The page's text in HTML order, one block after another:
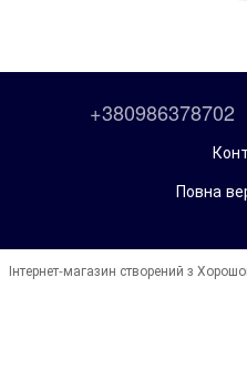
+380986378702
Повна
Інтернет-магазин створений з